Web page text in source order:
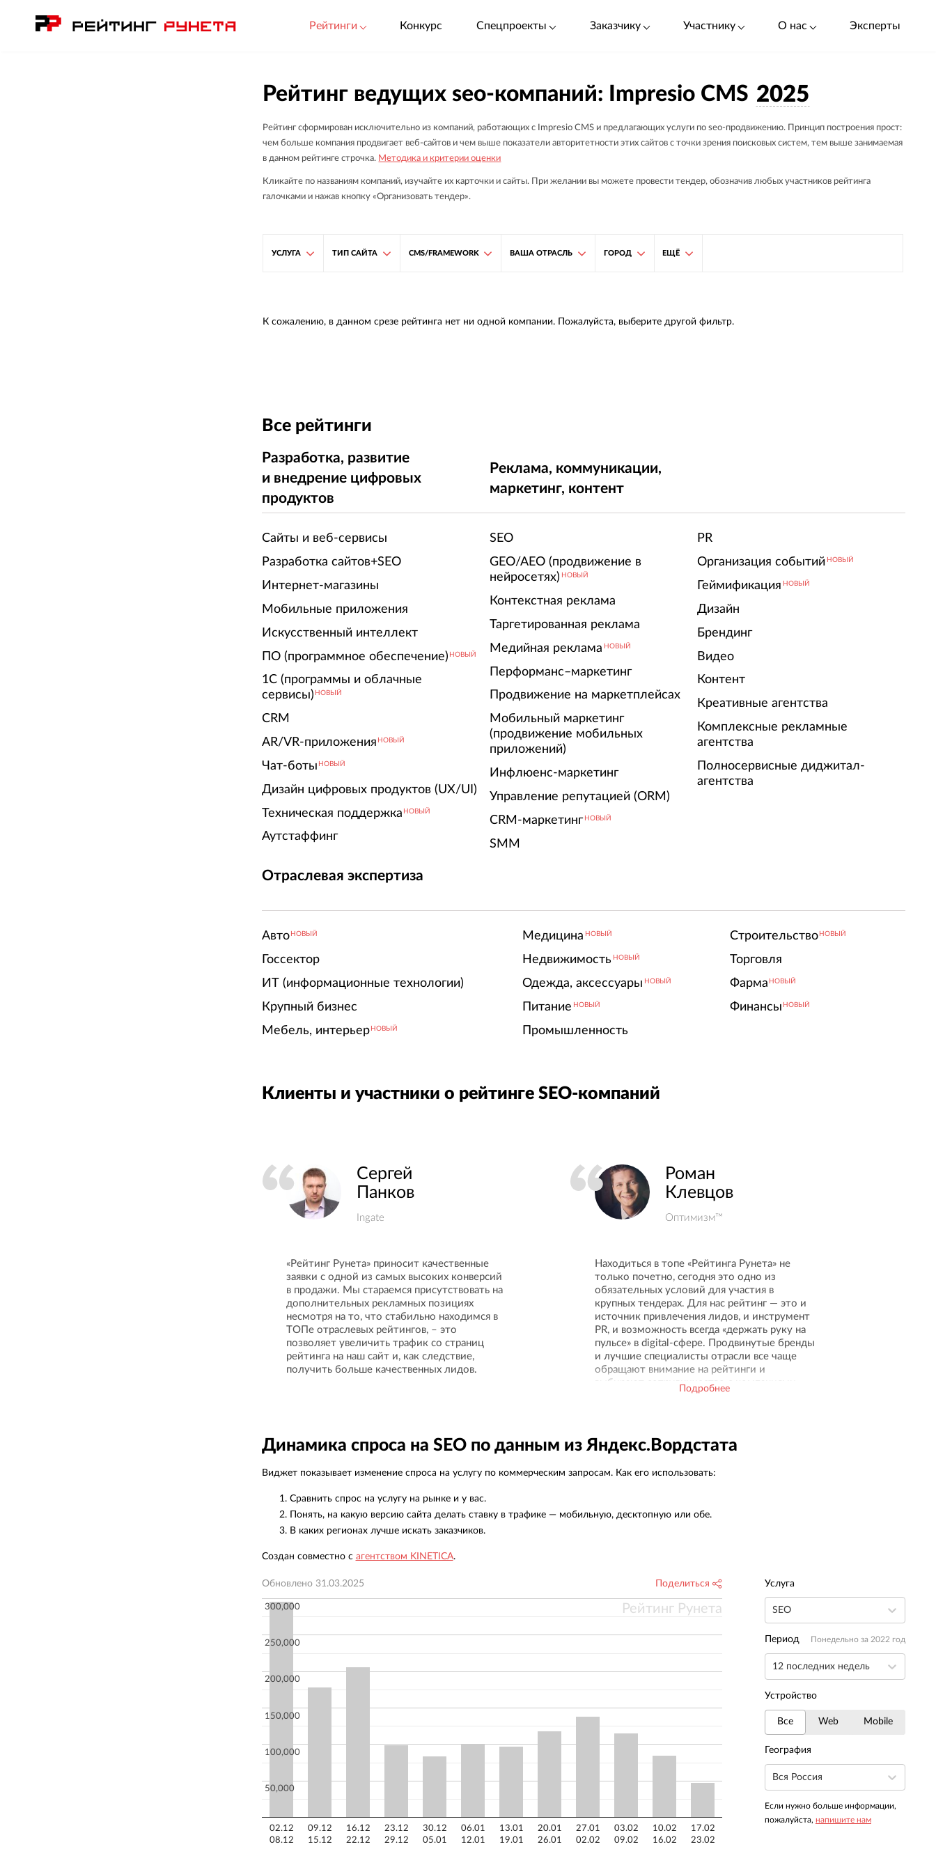
Рейтинги Конкурс Спецпроекты Заказчику Участнику О нас Эксперты
Рейтинг ведущих seo-компаний: Impresio CMS 2025
Рейтинг сформирован исключительно из компаний, работающих с Impresio CMS и предлагающих услуги по seo-продвижению. Принцип построения прост:
чем больше компания продвигает веб-сайтов и чем выше показатели авторитетности этих сайтов с точки зрения поисковых систем, тем выше занимаемая
в данном рейтинге строчка. Методика и критерии оценки
Кликайте по названиям компаний, изучайте их карточки и сайты. При желании вы можете провести тендер, обозначив любых участников рейтинга
галочками и нажав кнопку «Организовать тендер».
УСЛУГА ТИП САЙТА CMS/FRAMEWORK ВАША ОТРАСЛЬ ГОРОД ЕЩЁ
К сожалению, в данном срезе рейтинга нет ни одной компании. Пожалуйста, выберите другой фильтр.
Все рейтинги
Разработка, развитие
и внедрение цифровых
продуктов
Сайты и веб-сервисы
Разработка сайтов+SEO
Интернет-магазины
Мобильные приложения
Искусственный интеллект
ПО (программное обеспечение) НОВЫЙ
1С (программы и облачные
сервисы) НОВЫЙ
CRM
AR/VR-приложения НОВЫЙ
Чат-боты НОВЫЙ
Дизайн цифровых продуктов (UX/UI)
Техническая поддержка НОВЫЙ
Аутстаффинг
Реклама, коммуникации,
маркетинг, контент
SEO
GEO/AEO (продвижение в
нейросетях) НОВЫЙ
Контекстная реклама
Таргетированная реклама
Медийная реклама НОВЫЙ
Перформанс–маркетинг
Продвижение на маркетплейсах
Мобильный маркетинг
(продвижение мобильных
приложений)
Инфлюенс-маркетинг
Управление репутацией (ORM)
CRM-маркетинг НОВЫЙ
SMM
PR
Организация событий НОВЫЙ
Геймификация НОВЫЙ
Дизайн
Брендинг
Видео
Контент
Креативные агентства
Комплексные рекламные
агентства
Полносервисные диджитал-
агентства
Отраслевая экспертиза
Авто НОВЫЙ
Госсектор
ИТ (информационные технологии)
Крупный бизнес
Мебель, интерьер НОВЫЙ
Медицина НОВЫЙ
Недвижимость НОВЫЙ
Одежда, аксессуары НОВЫЙ
Питание НОВЫЙ
Промышленность
Строительство НОВЫЙ
Торговля
Фарма НОВЫЙ
Финансы НОВЫЙ
Клиенты и участники о рейтинге SEO-компаний
Сергей
Панков
Ingate
«Рейтинг Рунета» приносит качественные
заявки с одной из самых высоких конверсий
в продажи. Мы стараемся присутствовать на
дополнительных рекламных позициях
несмотря на то, что стабильно находимся в
ТОПе отраслевых рейтингов, – это
позволяет увеличить трафик со страниц
рейтинга на наш сайт и, как следствие,
получить больше качественных лидов.
Роман
Клевцов
Оптимизм™
Находиться в топе «Рейтинга Рунета» не
только почетно, сегодня это одно из
обязательных условий для участия в
крупных тендерах. Для нас рейтинг — это и
источник привлечения лидов, и инструмент
PR, и возможность всегда «держать руку на
пульсе» в digital-сфере. Продвинутые бренды
и лучшие специалисты отрасли все чаще
обращают внимание на рейтинги и
выбирают сотрудничество с компаниями,
находящимися на верхних позициях.
Подробнее
Динамика спроса на SEO по данным из Яндекс.Вордстата
Виджет показывает изменение спроса на услугу по коммерческим запросам. Как его использовать:
Сравнить спрос на услугу на рынке и у вас.
Понять, на какую версию сайта делать ставку в трафике — мобильную, десктопную или обе.
В каких регионах лучше искать заказчиков.
Создан совместно с агентством KINETICA.
Обновлено 31.03.2025 Поделиться
02.12
08.12
09.12
15.12
16.12
22.12
23.12
29.12
30.12
05.01
06.01
12.01
13.01
19.01
20.01
26.01
27.01
02.02
03.02
09.02
10.02
16.02
17.02
23.02
50,000
100,000
150,000
200,000
250,000
300,000 Рейтинг Рунета
Услуга
SEO
Период Понедельно за 2022 год
12 последних недель
Устройство
Все Web Mobile
География
Вся Россия
Если нужно больше информации,
пожалуйста, напишите нам